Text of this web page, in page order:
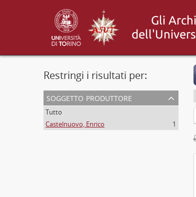
Restringi i risultati per:
soggetto produttore
Tutto
Castelnuovo, Enrico
1